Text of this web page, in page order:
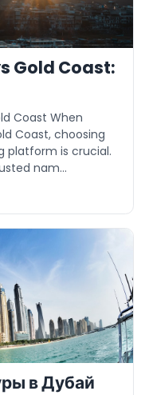
Gold Coast:
Coast When
Coast, choosing
platform is crucial.
nam...
в Дубай